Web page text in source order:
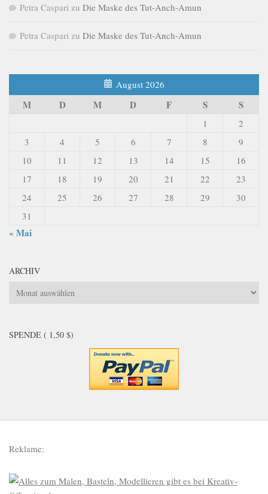
Petra Caspari zu Die Maske des Tut-Anch-Amun
Petra Caspari zu Die Maske des Tut-Anch-Amun
August 2026
M D M D F S S
1
2
3
4 5 6 7 8
9
10
11 12 13 14 15
16
17
18 19 20 21 22
23
24
25 26 27 28 29
30
31
« Mai
ARCHIV
Archiv
SPENDE ( 1,50 $)
Reklame: